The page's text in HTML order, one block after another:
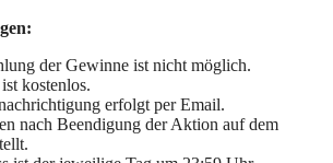
der Gewinne ist nicht möglich.
kostenlos.
erfolgt per Email.
nach Beendigung der Aktion auf dem